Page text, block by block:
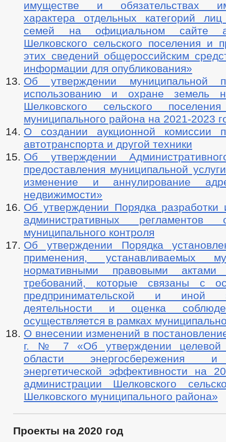
имуществе и обязательствах
характера отдельных категорий
семей на официальном сайте
Шелковского сельского поселения и
этих сведений общероссийским
информации для опубликования»
Об утверждении муниципальной
использованию и охране земель
Шелковского сельского
муниципального района на 2021-2023
О создании аукционной комиссии
автотранспорта и другой техники
Об утверждении
предоставления муниципальной
изменение и аннулирование
недвижимости»
Об утверждении Порядка разработки
административных регламентов
муниципального контроля
Об утверждении Порядка
применения, устанавливаемых
нормативными правовыми актами
требований, которые связаны с
предпринимательской и иной
деятельности и оценка
осуществляется в рамках
О внесении изменений в
г. № 7 «Об утверждении целевой
области энергосбережения
энергетической эффективности на
администрации Шелковского
Шелковского муниципального района»
Проекты на 2020 год